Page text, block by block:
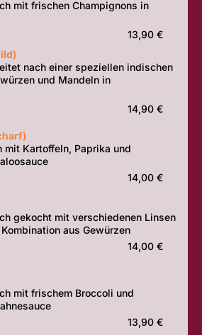
mit frischen Champignons in
13,90 €
nach einer speziellen indischen
und Mandeln in
14,90 €
mit Kartoffeln, Paprika und
14,00 €
gekocht mit verschiedenen Linsen
aus Gewürzen
14,00 €
mit frischem Broccoli und
13,90 €